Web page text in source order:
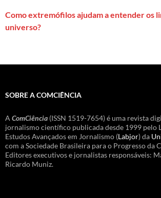
Como extremófilos ajudam a entender os
universo?
SOBRE A COMCIÊNCIA
A ComCiência (ISSN 1519-7654) é uma revista
jornalismo científico publicada desde 1999 pelo
Estudos Avançados em Jornalismo (Labjor) da
com a Sociedade Brasileira para o Progresso da
Editores executivos e jornalistas responsáveis:
Ricardo Muniz.